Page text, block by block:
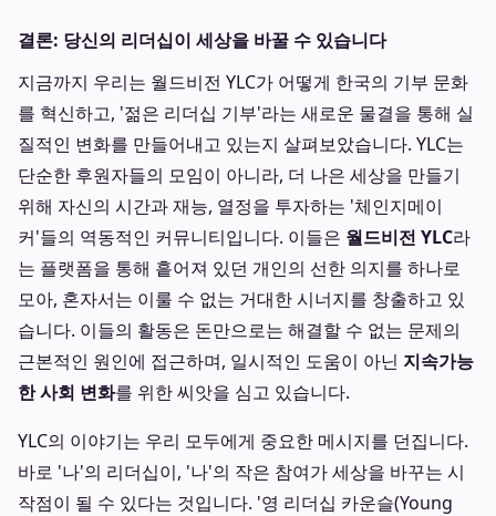
결론: 당신의 리더십이 세상을 바꿀 수 있습니다
지금까지 우리는 월드비전 YLC가 어떻게 한국의 기부 문화
를 혁신하고, '젊은 리더십 기부'라는 새로운 물결을 통해 실
질적인 변화를 만들어내고 있는지 살펴보았습니다. YLC는
단순한 후원자들의 모임이 아니라, 더 나은 세상을 만들기
위해 자신의 시간과 재능, 열정을 투자하는 '체인지메이
커'들의 역동적인 커뮤니티입니다. 이들은 월드비전 YLC라
는 플랫폼을 통해 흩어져 있던 개인의 선한 의지를 하나로
모아, 혼자서는 이룰 수 없는 거대한 시너지를 창출하고 있
습니다. 이들의 활동은 돈만으로는 해결할 수 없는 문제의
근본적인 원인에 접근하며, 일시적인 도움이 아닌 지속가능
한 사회 변화를 위한 씨앗을 심고 있습니다.
YLC의 이야기는 우리 모두에게 중요한 메시지를 던집니다.
바로 '나'의 리더십이, '나'의 작은 참여가 세상을 바꾸는 시
작점이 될 수 있다는 것입니다. '영 리더십 카운슬(Young